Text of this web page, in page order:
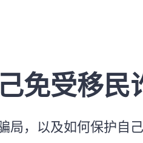
免受移民
局，以及如何保护自